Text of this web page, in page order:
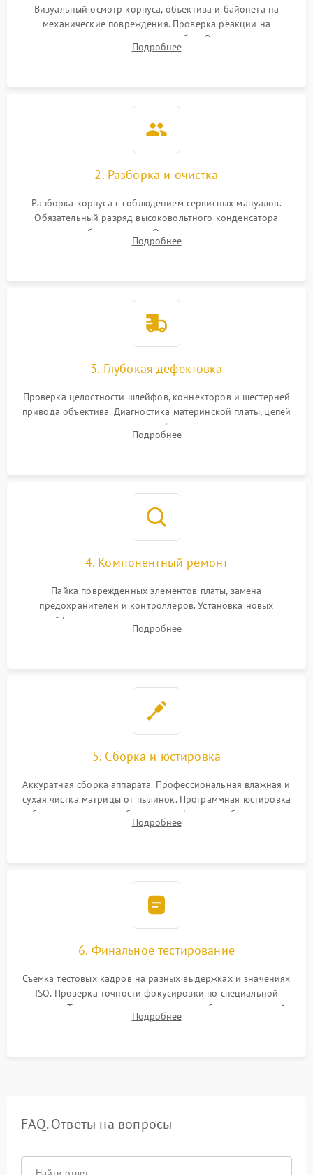
Визуальный осмотр корпуса, объектива и байонета на
механические повреждения. Проверка реакции на
включение, считывание кодов ошибок. Оценка состояния
матрицы и затвора, проверка работы автофокуса и вспышки.
Подробнее
2. Разборка и очистка
Разборка корпуса с соблюдением сервисных мануалов.
Обязательный разряд высоковольтного конденсатора
вспышки для безопасности. Очистка внутренних узлов от
пыли, песка и следов влаги с помощью спецсредств.
Подробнее
3. Глубокая дефектовка
Проверка целостности шлейфов, коннекторов и шестерней
привода объектива. Диагностика материнской платы, цепей
питания и картоприемника. Тестирование механизма
затвора и блока внутрикамерной стабилизации.
Подробнее
4. Компонентный ремонт
Пайка поврежденных элементов платы, замена
предохранителей и контроллеров. Установка новых
шлейфов, дисплея, механизма затвора или двигателя
автофокуса. Восстановление геометрии тубуса объектива
Подробнее
5. Сборка и юстировка
Аккуратная сборка аппарата. Профессиональная влажная и
сухая чистка матрицы от пылинок. Программная юстировка
рабочего отрезка, калибровка автофокуса, стабилизатора и
экспозамера с помощью сервисного ПО.
Подробнее
6. Финальное тестирование
Съемка тестовых кадров на разных выдержках и значениях
ISO. Проверка точности фокусировки по специальной
мишени. Тест записи на карту памяти, работы встроенной
вспышки, микрофона и всех кнопок управления.
Подробнее
FAQ. Ответы на вопросы